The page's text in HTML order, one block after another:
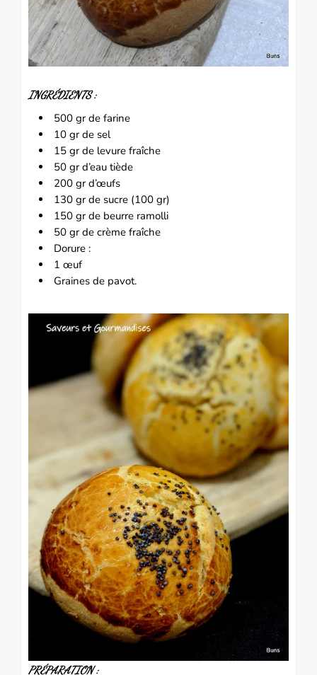
INGRÉDIENTS:
500 gr de farine
10 gr de sel
15 gr de levure fraîche
50 gr d’eau tiède
200 gr d’œufs
130 gr de sucre (100 gr)
150 gr de beurre ramolli
50 gr de crème fraîche
Dorure :
1 œuf
Graines de pavot.
PRÉPARATION: